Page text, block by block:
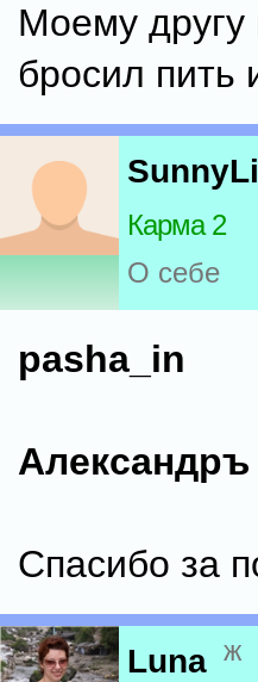
Моему другу
бросил пить
Карма 2
О себе
pasha_in
Александръ
Спасибо за
Luna ж